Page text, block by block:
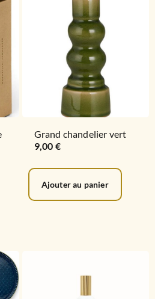
Grand chandelier vert
9,00 €
Ajouter au panier